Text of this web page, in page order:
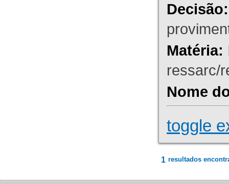
Decisão:
Matéria:
ressarc/
Nome
toggle
1 resultados